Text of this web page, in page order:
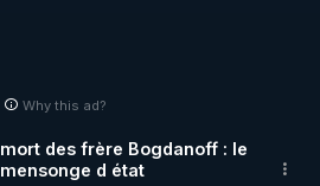
Why this ad?
mort des frère Bogdanoff : le
mensonge d état